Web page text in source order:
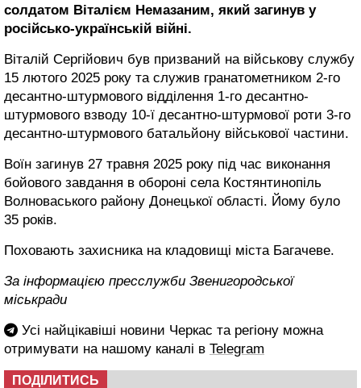
солдатом Віталієм Немазаним, який загинув у
російсько-українській війні.
Віталій Сергійович був призваний на військову службу
15 лютого 2025 року та служив гранатометником 2-го
десантно-штурмового відділення 1-го десантно-
штурмового взводу 10-ї десантно-штурмової роти 3-го
десантно-штурмового батальйону військової частини.
Воїн загинув 27 травня 2025 року під час виконання
бойового завдання в обороні села Костянтинопіль
Волноваського району Донецької області. Йому було
35 років.
Поховають захисника на кладовищі міста Багачеве.
За інформацією пресслужби Звенигородської
міськради
Усі найцікавіші новини Черкас та регіону можна
отримувати на нашому каналі в Telegram
ПОДІЛИТИСЬ